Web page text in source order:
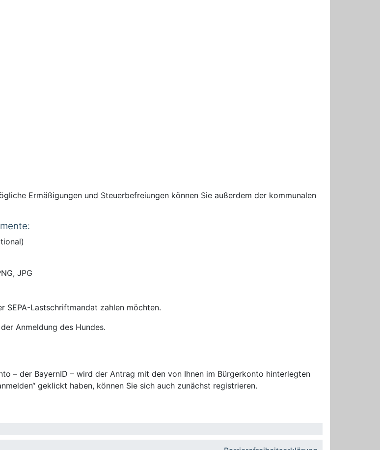
Ermäßigungen und Steuerbefreiungen können Sie außerdem der kommunalen
JPG
SEPA-Lastschriftmandat zahlen möchten.
Anmeldung des Hundes.
– der BayernID – wird der Antrag mit den von Ihnen im Bürgerkonto hinterlegten
geklickt haben, können Sie sich auch zunächst registrieren.